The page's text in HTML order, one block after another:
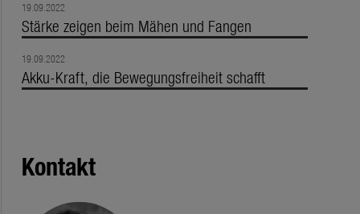
19.09.2022
Stärke zeigen beim Mähen und Fangen
19.09.2022
Akku-Kraft, die Bewegungsfreiheit schafft
Kontakt